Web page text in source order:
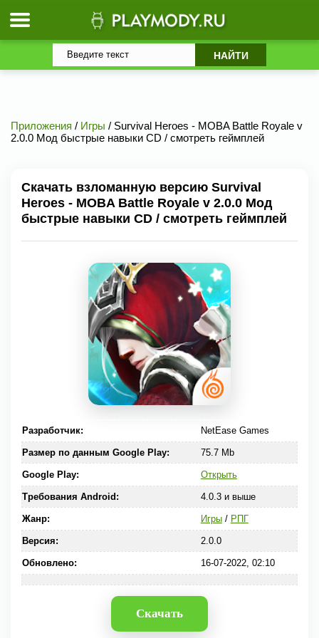
Приложения / Игры / Survival Heroes - MOBA Battle Royale v
2.0.0 Мод быстрые навыки CD / смотреть геймплей
Скачать взломанную версию Survival
Heroes - MOBA Battle Royale v 2.0.0 Мод
быстрые навыки CD / смотреть геймплей
Разработчик: NetEase Games
Размер по данным Google Play: 75.7 Mb
Google Play: Открыть
Требования Android: 4.0.3 и выше
Жанр: Игры/ РПГ
Версия: 2.0.0
Обновлено: 16-07-2022, 02:10
Скачать